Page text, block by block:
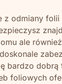
odmiany
ale
dobrą
foliowych